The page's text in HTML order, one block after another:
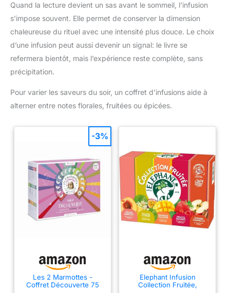
Quand la lecture devient un sas avant le sommeil, l’infusion
s’impose souvent. Elle permet de conserver la dimension
chaleureuse du rituel avec une intensité plus douce. Le choix
d’une infusion peut aussi devenir un signal: le livre se
refermera bientôt, mais l’expérience reste complète, sans
précipitation.
Pour varier les saveurs du soir, un coffret d’infusions aide à
alterner entre notes florales, fruitées ou épicées.
Les 2 Marmottes -
Coffret Découverte 75
-3%
Elephant Infusion
Collection Fruitée,